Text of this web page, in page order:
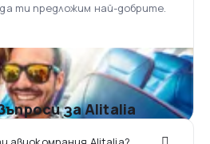
ти предложим най-добрите.
за Alitalia